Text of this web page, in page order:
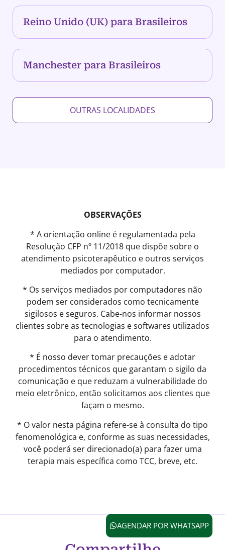
Reino Unido (UK) para Brasileiros
Manchester para Brasileiros
OUTRAS LOCALIDADES
OBSERVAÇÕES
* A orientação online é regulamentada pela
Resolução CFP nº 11/2018 que dispõe sobre o
atendimento psicoterapêutico e outros serviços
mediados por computador.
* Os serviços mediados por computadores não
podem ser considerados como tecnicamente
sigilosos e seguros. Cabe-nos informar nossos
clientes sobre as tecnologias e softwares utilizados
para o atendimento.
* É nosso dever tomar precauções e adotar
procedimentos técnicos que garantam o sigilo da
comunicação e que reduzam a vulnerabilidade do
meio eletrônico, então solicitamos aos clientes que
façam o mesmo.
* O valor nesta página refere-se à consulta do tipo
fenomenológica e, conforme as suas necessidades,
você poderá ser direcionado(a) para fazer uma
terapia mais específica como TCC, breve, etc.
AGENDAR POR WHATSAPP